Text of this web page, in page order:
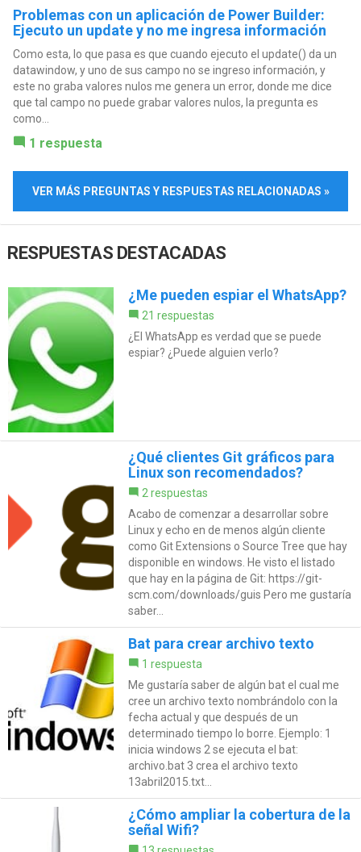
Problemas con un aplicación de Power Builder:
Ejecuto un update y no me ingresa información
Como esta, lo que pasa es que cuando ejecuto el update() da un
datawindow, y uno de sus campo no se ingreso información, y
este no graba valores nulos me genera un error, donde me dice
que tal campo no puede grabar valores nulos, la pregunta es
como...
1 respuesta
VER MÁS PREGUNTAS Y RESPUESTAS RELACIONADAS »
RESPUESTAS DESTACADAS
¿Me pueden espiar el WhatsApp?
21 respuestas
¿El WhatsApp es verdad que se puede
espiar? ¿Puede alguien verlo?
¿Qué clientes Git gráficos para
Linux son recomendados?
2 respuestas
Acabo de comenzar a desarrollar sobre
Linux y echo en de menos algún cliente
como Git Extensions o Source Tree que hay
disponible en windows. He visto el listado
que hay en la página de Git: https://git-
scm.com/downloads/guis Pero me gustaría
saber...
Bat para crear archivo texto
1 respuesta
Me gustaría saber de algún bat el cual me
cree un archivo texto nombrándolo con la
fecha actual y que después de un
determinado tiempo lo borre. Ejemplo: 1
inicia windows 2 se ejecuta el bat:
archivo.bat 3 crea el archivo texto
13abril2015.txt...
¿Cómo ampliar la cobertura de la
señal Wifi?